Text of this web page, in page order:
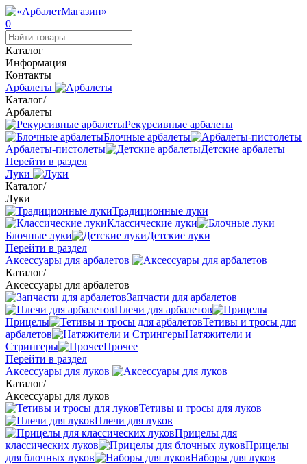
0
Каталог
Информация
Контакты
Арбалеты
Каталог/
Арбалеты
Рекурсивные арбалеты
Блочные арбалеты
Арбалеты-пистолеты
Детские арбалеты
Перейти в раздел
Луки
Каталог/
Луки
Традиционные луки
Классические луки
Блочные луки
Детские луки
Перейти в раздел
Аксессуары для арбалетов
Каталог/
Аксессуары для арбалетов
Запчасти для арбалетов
Плечи для арбалетов
Прицелы
Тетивы и тросы для
арбалетов
Натяжители и
Стрингеры
Прочее
Перейти в раздел
Аксессуары для луков
Каталог/
Аксессуары для луков
Тетивы и тросы для луков
Плечи для луков
Прицелы для
классических луков
Прицелы
для блочных луков
Наборы для луков